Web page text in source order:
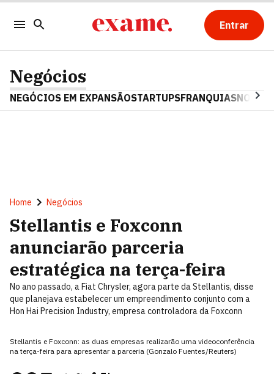
Entrar
Negócios
NEGÓCIOS EM EXPANSÃOSTARTUPSFRANQUIAS
Home Negócios
Stellantis e Foxconn
anunciarão parceria
estratégica na terça-feira
No ano passado, a Fiat Chrysler, agora parte da Stellantis, disse
que planejava estabelecer um empreendimento conjunto com a
Hon Hai Precision Industry, empresa controladora da Foxconn
Stellantis e Foxconn: as duas empresas realizarão uma videoconferência
na terça-feira para apresentar a parceria (Gonzalo Fuentes/Reuters)